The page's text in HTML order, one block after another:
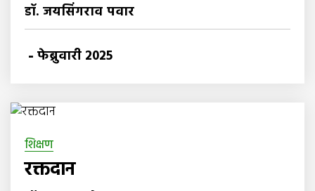
डॉ. जयसिंगराव पवार
- फेब्रुवारी 2025
शिक्षण
रक्तदान